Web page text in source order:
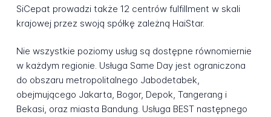
SiCepat prowadzi także 12 centrów fulfillment w skali
krajowej przez swoją spółkę zależną HaiStar.
Nie wszystkie poziomy usług są dostępne równomiernie
w każdym regionie. Usługa Same Day jest ograniczona
do obszaru metropolitalnego Jabodetabek,
obejmującego Jakarta, Bogor, Depok, Tangerang i
Bekasi, oraz miasta Bandung. Usługa BEST następnego